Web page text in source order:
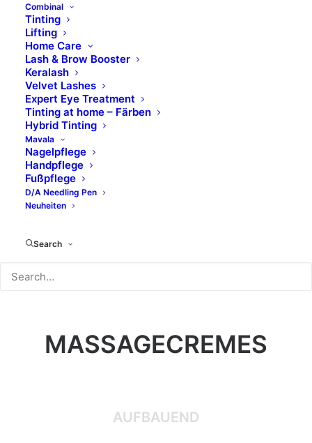
Combinal
Tinting
Lifting
Home Care
Lash & Brow Booster
Keralash
Velvet Lashes
Expert Eye Treatment
Tinting at home – Färben
Hybrid Tinting
Mavala
Nagelpflege
Handpflege
Fußpflege
D/A Needling Pen
Neuheiten
Search
für unreine, zu Akne neigende Haut
Inhalt: für 12 Anwendungen
Art.Nr. 1232015
MASSAGECREMES
AUFBAUEND